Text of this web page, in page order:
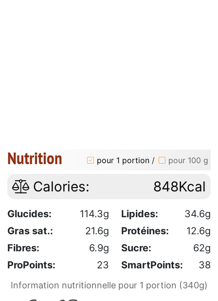
Nutrition pour 1 portion / pour 100 g
Calories: 848Kcal
Glucides: 114.3g Lipides:
34.6g
Gras sat.:
21.6g Protéines:
12.6g
Fibres:
6.9g Sucre:
62g
ProPoints:
23 SmartPoints: 38
Information nutritionnelle pour 1 portion (340g)